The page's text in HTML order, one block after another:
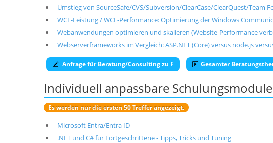
Umstieg von SourceSafe/CVS/Subversion/ClearCase/ClearQuest/Team
WCF-Leistung / WCF-Performance: Optimierung der Windows
Webanwendungen optimieren und skalieren (Website-Performance
Webserverframeworks im Vergleich: ASP.NET (Core) versus node.js
Anfrage für Beratung/Consulting zu F Gesamter
Individuell anpassbare
Es werden nur die ersten 50 Treffer angezeigt.
Microsoft Entra/Entra ID
.NET und C# für Fortgeschrittene - Tipps, Tricks und Tuning